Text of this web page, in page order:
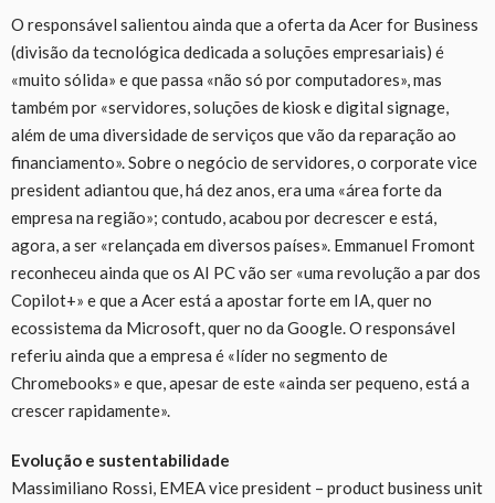
O responsável salientou ainda que a oferta da Acer for Business
(divisão da tecnológica dedicada a soluções empresariais) é
«muito sólida» e que passa «não só por computadores», mas
também por «servidores, soluções de kiosk e digital signage,
além de uma diversidade de serviços que vão da reparação ao
financiamento». Sobre o negócio de servidores, o corporate vice
president adiantou que, há dez anos, era uma «área forte da
empresa na região»; contudo, acabou por decrescer e está,
agora, a ser «relançada em diversos países». Emmanuel Fromont
reconheceu ainda que os AI PC vão ser «uma revolução a par dos
Copilot+» e que a Acer está a apostar forte em IA, quer no
ecossistema da Microsoft, quer no da Google. O responsável
referiu ainda que a empresa é «líder no segmento de
Chromebooks» e que, apesar de este «ainda ser pequeno, está a
crescer rapidamente».
Evolução e sustentabilidade
Massimiliano Rossi, EMEA vice president – product business unit